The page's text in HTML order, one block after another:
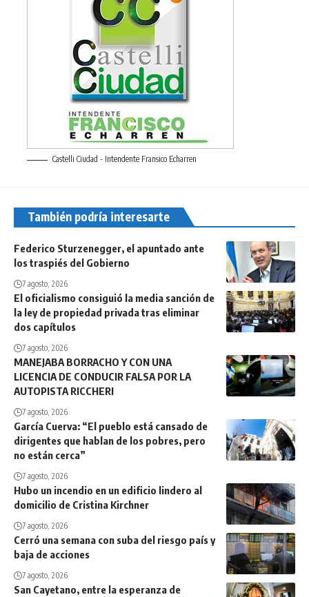
Castelli Ciudad - Intendente Fransico Echarren
También podría interesarte
Federico Sturzenegger, el apuntado ante
los traspiés del Gobierno
7 agosto, 2026
El oficialismo consiguió la media sanción de
la ley de propiedad privada tras eliminar
dos capítulos
7 agosto, 2026
MANEJABA BORRACHO Y CON UNA
LICENCIA DE CONDUCIR FALSA POR LA
AUTOPISTA RICCHERI
7 agosto, 2026
García Cuerva: “El pueblo está cansado de
dirigentes que hablan de los pobres, pero
no están cerca”
7 agosto, 2026
Hubo un incendio en un edificio lindero al
domicilio de Cristina Kirchner
7 agosto, 2026
Cerró una semana con suba del riesgo país y
baja de acciones
7 agosto, 2026
San Cayetano, entre la esperanza de